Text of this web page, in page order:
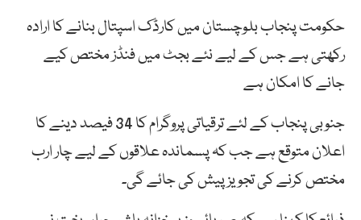
حکومت پنجاب بلوچستان میں کارڈک اسپتال بنانے کا ارادہ
رکھتی ہے جس کے لیے نئے بجٹ میں فنڈز مختص کیے
جانے کا امکان ہے
جنوبی پنجاب کے لئے ترقیاتی پروگرام کا 34 فیصد دینے کا
اعلان متوقع ہے جب کہ پسماندہ علاقوں کے لیے چار ارب
مختص کرنے کی تجویز پیش کی جائے گی۔